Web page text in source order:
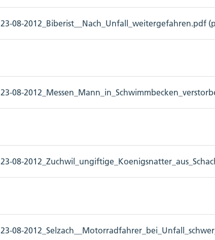
23-08-2012_Biberist__Nach_Unfall_weitergefahren.pdf
23-08-
23-08-
23-08-